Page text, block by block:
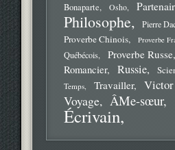
Bonaparte
Osho
Philosophe Pierre
Proverbe Chinois Proverbe
Québécois
Proverbe Russe
Romancier Russie
Temps Travailler
Voyage ÂMe-sœur
Écrivain